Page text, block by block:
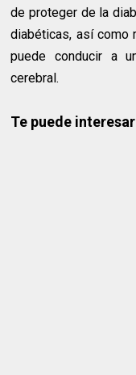
de proteger de la
diabéticas, así como
puede conducir a
cerebral.
Te puede interesar